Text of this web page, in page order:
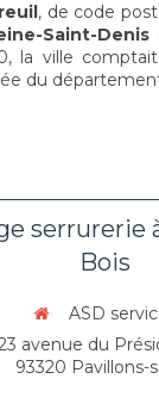
, de code
Saint-Denis
la ville
du
serrurerie
Bois
ASD
avenue du
93320 Pavillons-